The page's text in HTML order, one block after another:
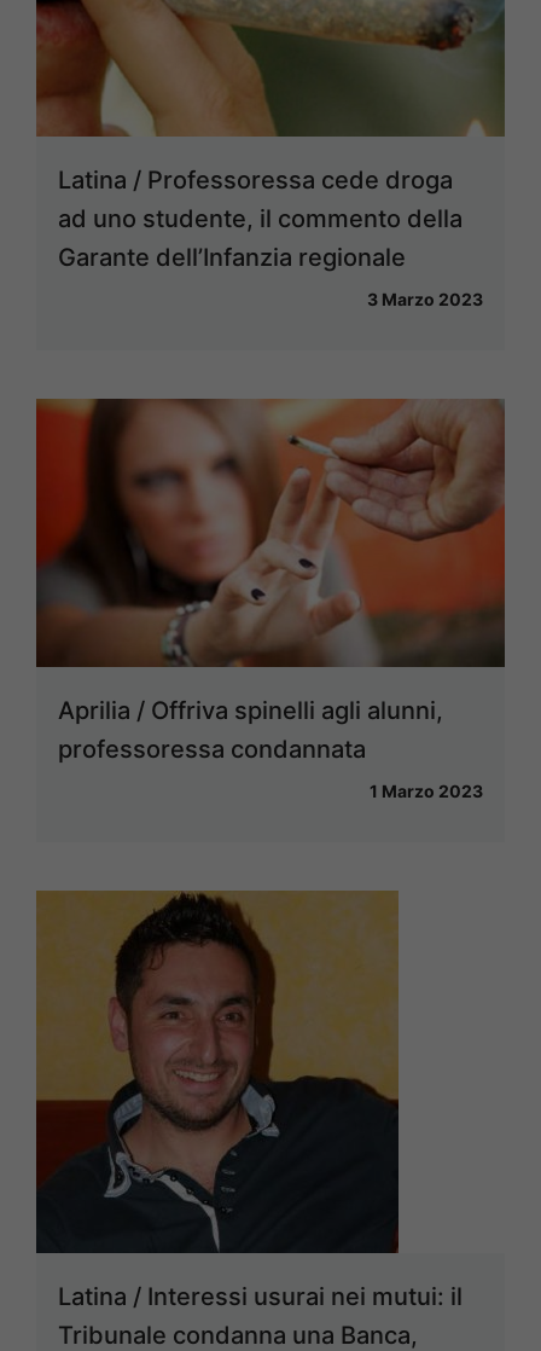
Latina / Professoressa cede droga
ad uno studente, il commento della
Garante dell’Infanzia regionale
3 Marzo 2023
Aprilia / Offriva spinelli agli alunni,
professoressa condannata
1 Marzo 2023
Latina / Interessi usurai nei mutui: il
Tribunale condanna una Banca,